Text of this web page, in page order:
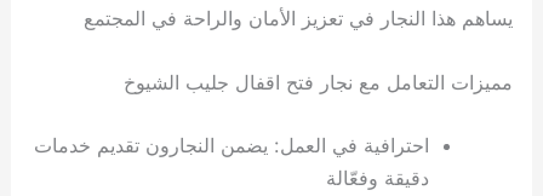
يساهم هذا النجار في تعزيز الأمان والراحة في المجتمع
مميزات التعامل مع نجار فتح اقفال جليب الشيوخ
احترافية في العمل: يضمن النجارون تقديم خدمات
دقيقة وفعّالة